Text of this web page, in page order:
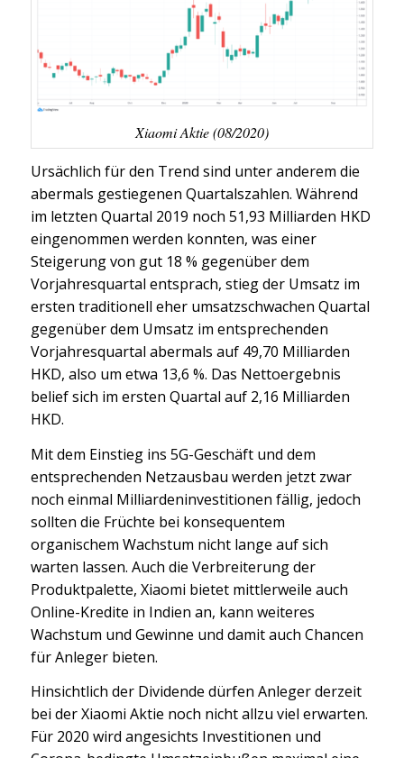
Xiaomi Aktie (08/2020)
Ursächlich für den Trend sind unter anderem die
abermals gestiegenen Quartalszahlen. Während
im letzten Quartal 2019 noch 51,93 Milliarden HKD
eingenommen werden konnten, was einer
Steigerung von gut 18 % gegenüber dem
Vorjahresquartal entsprach, stieg der Umsatz im
ersten traditionell eher umsatzschwachen Quartal
gegenüber dem Umsatz im entsprechenden
Vorjahresquartal abermals auf 49,70 Milliarden
HKD, also um etwa 13,6 %. Das Nettoergebnis
belief sich im ersten Quartal auf 2,16 Milliarden
HKD.
Mit dem Einstieg ins 5G-Geschäft und dem
entsprechenden Netzausbau werden jetzt zwar
noch einmal Milliardeninvestitionen fällig, jedoch
sollten die Früchte bei konsequentem
organischem Wachstum nicht lange auf sich
warten lassen. Auch die Verbreiterung der
Produktpalette, Xiaomi bietet mittlerweile auch
Online-Kredite in Indien an, kann weiteres
Wachstum und Gewinne und damit auch Chancen
für Anleger bieten.
Hinsichtlich der Dividende dürfen Anleger derzeit
bei der Xiaomi Aktie noch nicht allzu viel erwarten.
Für 2020 wird angesichts Investitionen und